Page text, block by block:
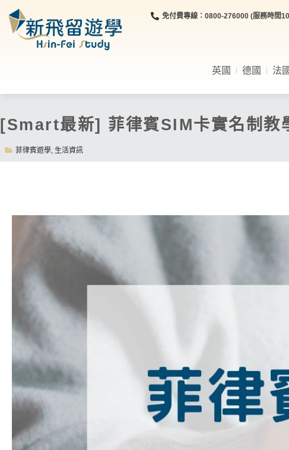
免付費專線：0800-276000 (服務時間
英國 德國 法國
[Smart最新] 菲律賓SIM卡實名制教
菲律賓遊學, 生活資訊